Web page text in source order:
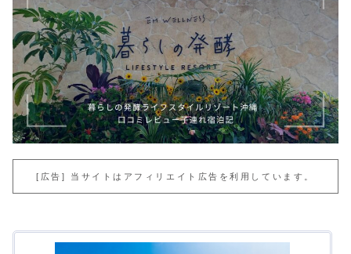
[広告] 当サイトはアフィリエイト広告を利用しています。